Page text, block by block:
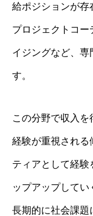
給ポジションが存
プロジェクトコー
イジングなど、専
す。
この分野で収入
経験が重視される
ティアとして経験
ップアップしてい
長期的に社会課題